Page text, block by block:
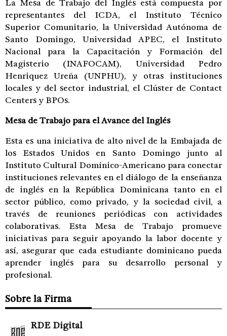
La Mesa de Trabajo del Inglés está compuesta por
representantes del ICDA, el Instituto Técnico
Superior Comunitario, la Universidad Autónoma de
Santo Domingo, Universidad APEC, el Instituto
Nacional para la Capacitación y Formación del
Magisterio (INAFOCAM), Universidad Pedro
Henriquez Ureña (UNPHU), y otras instituciones
locales y del sector industrial, el Clúster de Contact
Centers y BPOs.
Mesa de Trabajo para el Avance del Inglés
Esta es una iniciativa de alto nivel de la Embajada de
los Estados Unidos en Santo Domingo junto al
Instituto Cultural Domínico-Americano para conectar
instituciones relevantes en el diálogo de la enseñanza
de inglés en la República Dominicana tanto en el
sector público, como privado, y la sociedad civil, a
través de reuniones periódicas con actividades
colaborativas. Esta Mesa de Trabajo promueve
iniciativas para seguir apoyando la labor docente y
así, asegurar que cada estudiante dominicano pueda
aprender inglés para su desarrollo personal y
profesional.
Sobre la Firma
RDE Digital